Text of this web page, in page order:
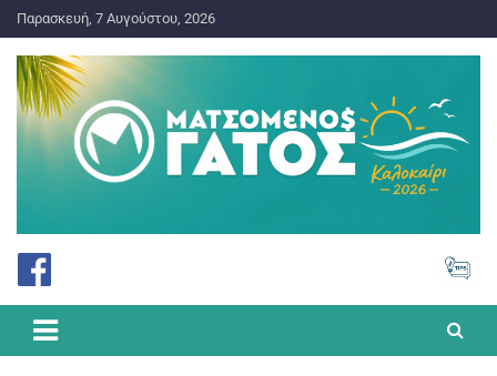
Παρασκευή, 7 Αυγούστου, 2026
Ματσωμένος Γάτος – Όλα για
το Στοίχημα